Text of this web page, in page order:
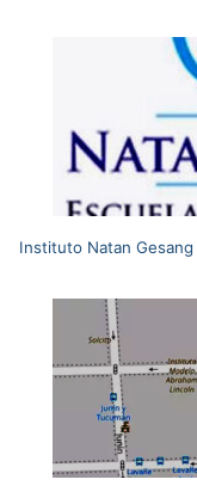
Instituto Natan Gesang